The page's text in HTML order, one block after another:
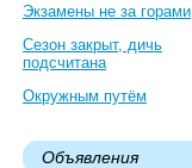
Экзамены не за горами
Сезон закрыт, дичь
подсчитана
Окружным путём
Объявления